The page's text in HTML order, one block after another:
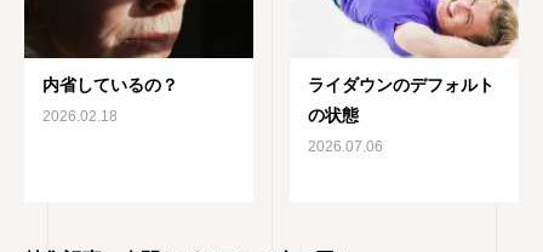
内省しているの？
2026.02.18
ライダウンのデフォルト
の状態
2026.07.06